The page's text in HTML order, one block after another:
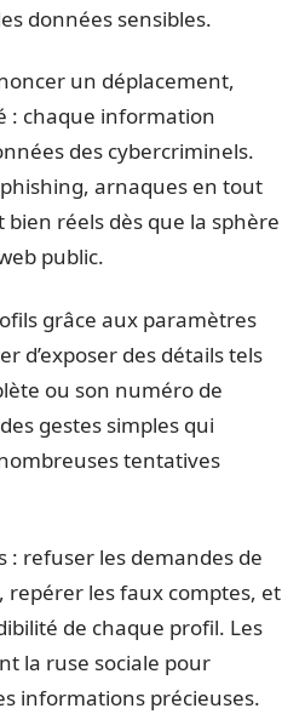
données sensibles.
un déplacement,
: chaque information
des cybercriminels.
arnaques en tout
réels dès que la sphère
public.
grâce aux paramètres
d’exposer des détails tels
ou son numéro de
gestes simples qui
tentatives
: refuser les demandes de
repérer les faux comptes, et
de chaque profil. Les
la ruse sociale pour
informations précieuses.